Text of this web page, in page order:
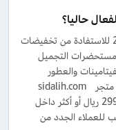
قم بتفعيل أحدث كود خصم صيدلية.كوم 2026 للاستفادة من تخفيضات
مستحضرات التجميل
والعطور
والمستلزمات الطبية وغيرها من المنتجات على متجر sidalih.com
فضلا عن مزايا الشحن المجاني للطلبات بقيمة 299 ريال أو أكثر داخل
للعملاء الجدد من